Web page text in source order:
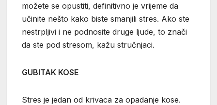
možete se opustiti, definitivno je vrijeme da
učinite nešto kako biste smanjili stres. Ako ste
nestrpljivi i ne podnosite druge ljude, to znači
da ste pod stresom, kažu stručnjaci.
GUBITAK KOSE
Stres je jedan od krivaca za opadanje kose.